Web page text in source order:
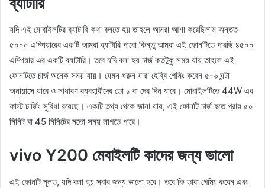
যদি এই মোবাইলটির ব্যাটারি কথা বলতে হয় তাহলে আমরা আশা করেছিলাম অন্তত
৫০০০ এম্পিয়ারের একটি আমরা ব্যাটারি পাবো কিন্তু আমরা এই ফোনটিতে পারছি ৪৫০০
এম্পিয়ার এর একটি ব্যাটারি। তবে যদি বলা হয় চার্জ কতটুকু সময় যায় তাহলে এই
ফোনটিতে চার্জ অনেক সময় যায়। যেমন ধরুন যারা হেব্বি গেমিং করেন ৫-৬ ঘন্টা
অনায়াসে যাবে ও সাধারণ ব্যবহারীদের তো ১ বা দের দিন যাবে। মোবাইলটিতে 44W এর
ফাস্ট চার্জিং সুবিধা রয়েছে। একটি তথ্য থেকে জানা যায়, এই ফোনটি চার্জ হতে প্রায় ৫০
মিনিট বা 45 মিনিটের মতো সময় লাগতে পারে।
vivo Y200 মেবাইলটি কাদের জন্য ভালো
এই ফোনটি মূলত, যদি বলা হয় সবার জন্য ভালো হবে। তবে কি তারা গেমিং করেন এবং